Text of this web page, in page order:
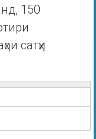
150
сатҳи